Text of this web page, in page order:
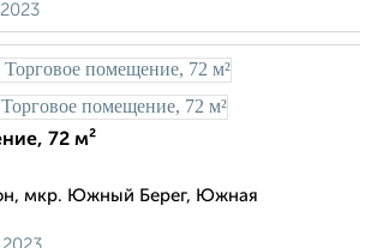
72 м²
мкр. Южный Берег, Южная